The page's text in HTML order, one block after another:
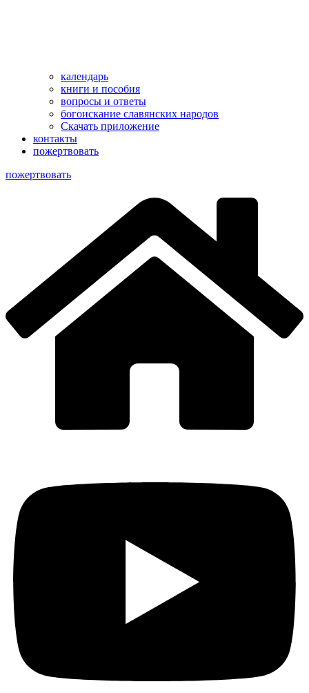
календарь
книги и пособия
вопросы и ответы
богоискание славянских народов
Скачать приложение
контакты
пожертвовать
пoжертвовать